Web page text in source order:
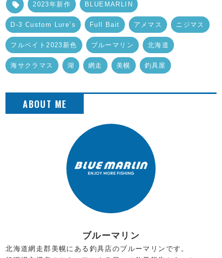
2023年新作 BLUEMARLIN
D-3 Custom Lure’s Full Bait アメマス ニジマス
フルベイト2023新色 ブルーマリン 北海道
海サクラマス 湖 網走 美幌 釣具屋
ブルーマリン
北海道網走郡美幌にある釣具店のブルーマリンです。